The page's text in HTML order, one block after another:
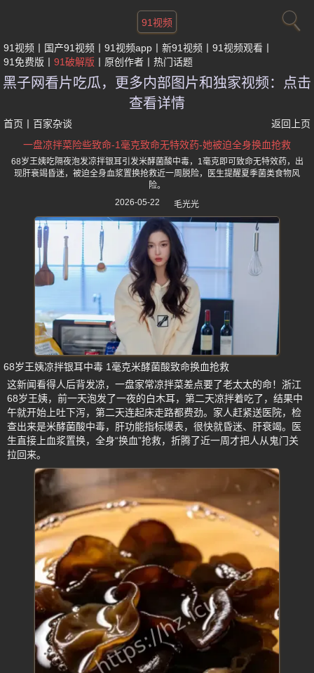
91视频
91视频 国产91视频 91视频app 新91视频
91视频观看
91免费版
91破解版 原创作者 热门话题
黑子网看片吃瓜，更多内部图片和独家视频：点击
查看详情
首页 百家杂谈
返回上页
一盘凉拌菜险些致命-1毫克致命无特效药-她被迫全身换血抢救
68岁王姨吃隔夜泡发凉拌银耳引发米酵菌酸中毒，1毫克即可致命无特效药，出
现肝衰竭昏迷，被迫全身血浆置换抢救近一周脱险，医生提醒夏季菌类食物风
险。
2026-05-22
毛光光
68岁王姨凉拌银耳中毒 1毫克米酵菌酸致命换血抢救
这新闻看得人后背发凉，一盘家常凉拌菜差点要了老太太的命！浙江
68岁王姨，前一天泡发了一夜的白木耳，第二天凉拌着吃了，结果中
午就开始上吐下泻，第二天连起床走路都费劲。家人赶紧送医院，检
查出来是米酵菌酸中毒，肝功能指标爆表，很快就昏迷、肝衰竭。医
生直接上血浆置换，全身“换血”抢救，折腾了近一周才把人从鬼门关
拉回来。